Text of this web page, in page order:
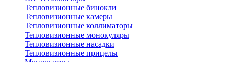
Тепловизионные бинокли
Тепловизионные камеры
Тепловизионные коллиматоры
Тепловизионные монокуляры
Тепловизионные насадки
Тепловизионные прицелы